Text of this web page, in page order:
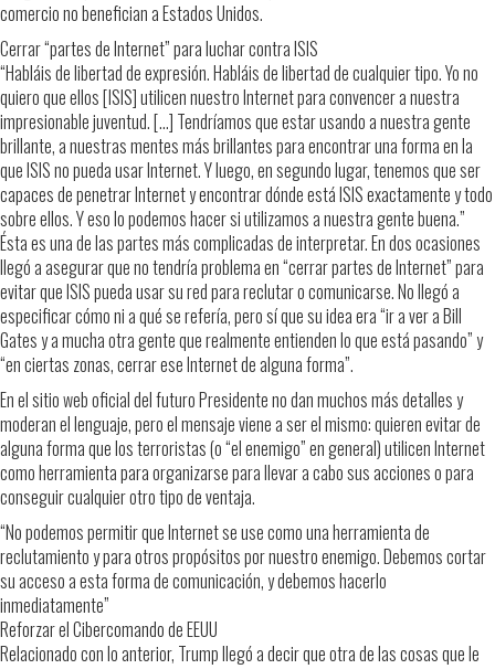
comercio no benefician a Estados Unidos.
Cerrar “partes de Internet” para luchar contra ISIS
“Habláis de libertad de expresión. Habláis de libertad de cualquier tipo. Yo no
quiero que ellos [ISIS] utilicen nuestro Internet para convencer a nuestra
impresionable juventud. […] Tendríamos que estar usando a nuestra gente
brillante, a nuestras mentes más brillantes para encontrar una forma en la
que ISIS no pueda usar Internet. Y luego, en segundo lugar, tenemos que ser
capaces de penetrar Internet y encontrar dónde está ISIS exactamente y todo
sobre ellos. Y eso lo podemos hacer si utilizamos a nuestra gente buena.”
Ésta es una de las partes más complicadas de interpretar. En dos ocasiones
llegó a asegurar que no tendría problema en “cerrar partes de Internet” para
evitar que ISIS pueda usar su red para reclutar o comunicarse. No llegó a
especificar cómo ni a qué se refería, pero sí que su idea era “ir a ver a Bill
Gates y a mucha otra gente que realmente entienden lo que está pasando” y
“en ciertas zonas, cerrar ese Internet de alguna forma”.
En el sitio web oficial del futuro Presidente no dan muchos más detalles y
moderan el lenguaje, pero el mensaje viene a ser el mismo: quieren evitar de
alguna forma que los terroristas (o “el enemigo” en general) utilicen Internet
como herramienta para organizarse para llevar a cabo sus acciones o para
conseguir cualquier otro tipo de ventaja.
“No podemos permitir que Internet se use como una herramienta de
reclutamiento y para otros propósitos por nuestro enemigo. Debemos cortar
su acceso a esta forma de comunicación, y debemos hacerlo
inmediatamente”
Reforzar el Cibercomando de EEUU
Relacionado con lo anterior, Trump llegó a decir que otra de las cosas que le